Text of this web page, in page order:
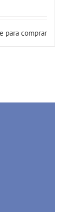
para comprar